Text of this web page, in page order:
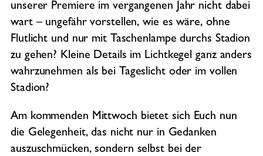
unserer Premiere im vergangenen Jahr nicht dabei
wart – ungefähr vorstellen, wie es wäre, ohne
Flutlicht und nur mit Taschenlampe durchs Stadion
zu gehen? Kleine Details im Lichtkegel ganz anders
wahrzunehmen als bei Tageslicht oder im vollen
Stadion?
Am kommenden Mittwoch bietet sich Euch nun
die Gelegenheit, das nicht nur in Gedanken
auszuschmücken, sondern selbst bei der